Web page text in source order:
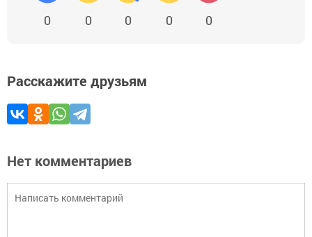
0 0 0 0 0
Расскажите друзьям
Нет комментариев